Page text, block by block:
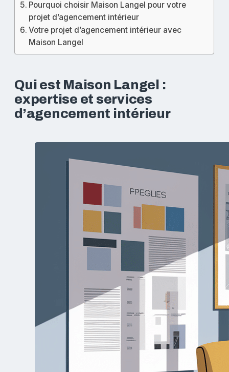
Pourquoi choisir Maison Langel pour votre
projet d’agencement intérieur
Votre projet d’agencement intérieur avec
Maison Langel
Qui est Maison Langel :
expertise et services
d’agencement intérieur